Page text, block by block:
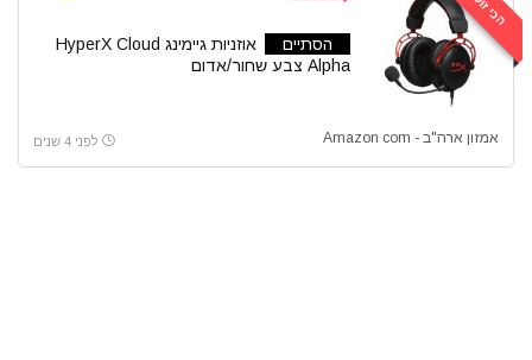
הסתיים
אוזניות גיימינג HyperX Cloud
Alpha צבע שחור/אדום
אמזון ארה"ב - Amazon com לפני 4 שנים